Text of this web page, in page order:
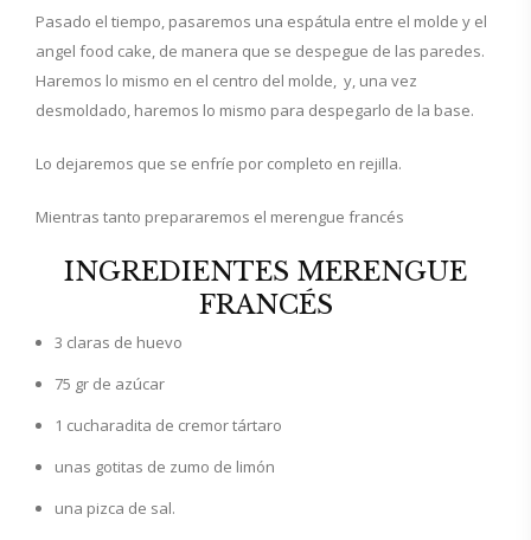
Pasado el tiempo, pasaremos una espátula entre el molde y el
angel food cake, de manera que se despegue de las paredes.
Haremos lo mismo en el centro del molde, y, una vez
desmoldado, haremos lo mismo para despegarlo de la base.
Lo dejaremos que se enfríe por completo en rejilla.
Mientras tanto prepararemos el merengue francés
INGREDIENTES MERENGUE
FRANCÉS
3 claras de huevo
75 gr de azúcar
1 cucharadita de cremor tártaro
unas gotitas de zumo de limón
una pizca de sal.